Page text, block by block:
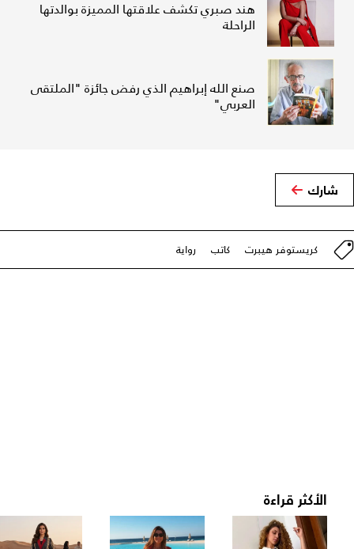
هند صبري تكشف علاقتها المميزة بوالدتها
الراحلة
صنع الله إبراهيم الذي رفض جائزة "الملتقى
العربي"
شارك
كريستوفر هيبرت كاتب رواية
الأكثر قراءة